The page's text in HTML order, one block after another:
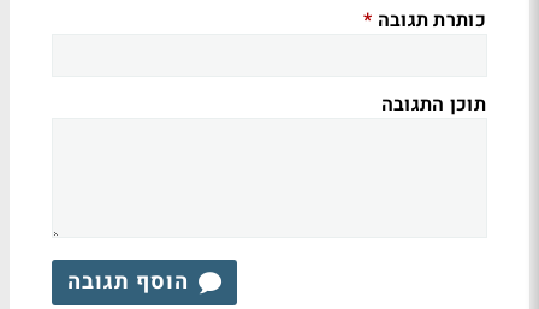
כותרת תגובה *
תוכן התגובה
הוסף תגובה